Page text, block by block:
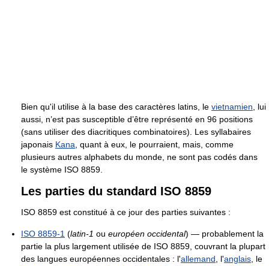
Bien qu'il utilise à la base des caractères latins, le vietnamien , lui
aussi, n’est pas susceptible d’être représenté en 96 positions
(sans utiliser des diacritiques combinatoires). Les syllabaires
japonais Kana , quant à eux, le pourraient, mais, comme
plusieurs autres alphabets du monde, ne sont pas codés dans
le système ISO 8859.
Les parties du standard ISO 8859
ISO 8859 est constitué à ce jour des parties suivantes :
ISO 8859-1 (latin-1 ou européen occidental) — probablement la
partie la plus largement utilisée de ISO 8859, couvrant la plupart
des langues européennes occidentales : l'allemand , l'anglais , le